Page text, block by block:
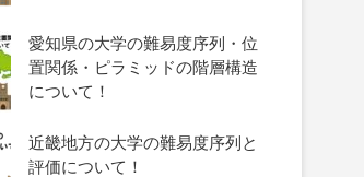
愛知県の大学の難易度序列・位
置関係・ピラミッドの階層構造
について！
近畿地方の大学の難易度序列と
評価について！